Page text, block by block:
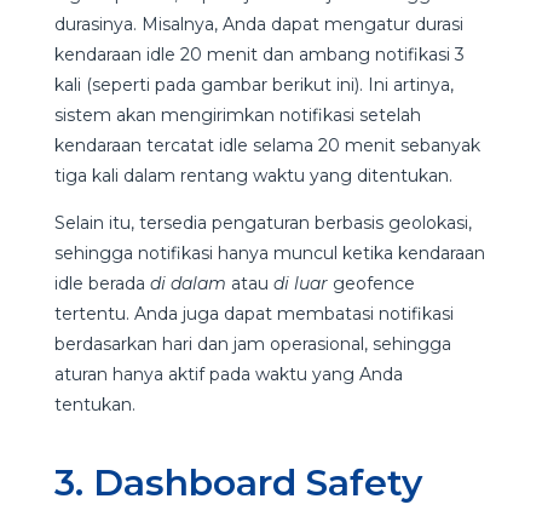
durasinya. Misalnya, Anda dapat mengatur durasi
kendaraan idle 20 menit dan ambang notifikasi 3
kali (seperti pada gambar berikut ini). Ini artinya,
sistem akan mengirimkan notifikasi setelah
kendaraan tercatat idle selama 20 menit sebanyak
tiga kali dalam rentang waktu yang ditentukan.
Selain itu, tersedia pengaturan berbasis geolokasi,
sehingga notifikasi hanya muncul ketika kendaraan
idle berada di dalam atau di luargeofence
tertentu. Anda juga dapat membatasi notifikasi
berdasarkan hari dan jam operasional, sehingga
aturan hanya aktif pada waktu yang Anda
tentukan.
3. Dashboard Safety